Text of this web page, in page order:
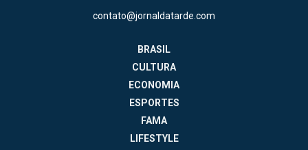
contato@jornaldatarde.com
BRASIL
CULTURA
ECONOMIA
ESPORTES
FAMA
LIFESTYLE